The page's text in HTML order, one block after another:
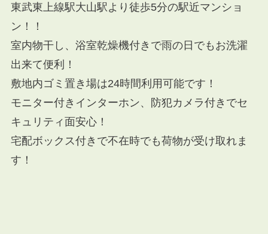
東武東上線駅大山駅より徒歩5分の駅近マンショ
ン！！
室内物干し、浴室乾燥機付きで雨の日でもお洗濯
出来て便利！
敷地内ゴミ置き場は24時間利用可能です！
モニター付きインターホン、防犯カメラ付きでセ
キュリティ面安心！
宅配ボックス付きで不在時でも荷物が受け取れま
す！